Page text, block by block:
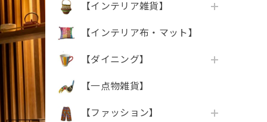
【インテリア雑貨】
【インテリア布・マット】
【ダイニング】
【一点物雑貨】
【ファッション】